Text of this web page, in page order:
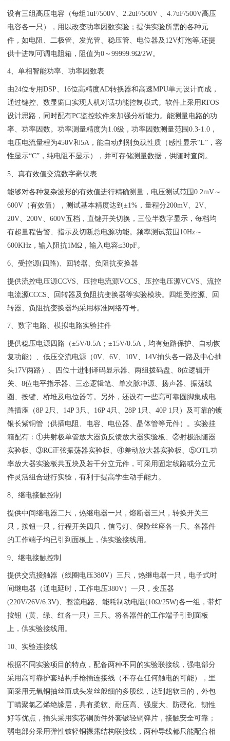
设有三组高压电容（每组1uF/500V、2.2uF/500V 、4.7uF/500V高压
电容各一只），用以改变功率因数实验；提供实验所需的各种元
件，如电阻、二极管、发光管、稳压管、电位器及12V灯泡等,还提
供十进制可调电阻箱，阻值为0～99999.9Ω/2W。
4、单相智能功率、功率因数表
由24位专用DSP、16位高精度AD转换器和高速MPU单元设计而成，
通过键控、数显窗口实现人机对话功能控制模式。软件上采用RTOS
设计思路，同时配有PC监控软件来加强分析能力。能测量电路的功
率、功率因数。功率测量精度为1.0级，功率因数测量范围0.3-1.0，
电压电流量程为450V和5A，能自动判别负载性质（感性显示“L”，容
性显示“C”，纯电阻不显示），并可存储测量数据，供随时查阅。
5、真有效值交流数字毫伏表
能够对各种复杂波形的有效值进行精确测量，电压测试范围0.2mV～
600V（有效值），测试基本精度达到±1%，量程分200mV、2V、
20V、200V、600V五档，直键开关切换，三位半数字显示，每档均
有超量程告警、指示及切断总电源功能。频率测试范围10Hz～
600KHz，输入阻抗1MΩ，输入电容≤30pF。
6、受控源(四路)、回转器、负阻抗变换器
提供流控电压源CCVS、压控电流源VCCS、压控电压源VCVS、流控
电流源CCCS、回转器及负阻抗变换器等实验模块。四组受控源、回
转器、负阻抗变换器均采用标准网络符号。
7、数字电路、模拟电路实验挂件
提供稳压电源四路（±5V/0.5A；±15V/0.5A，均有短路保护、自动恢
复功能）、低压交流电源（0V、6V、10V、14V抽头各一路及中心抽
头17V两路）、四位十进制译码显示器、两组拨码盘、8位逻辑开
关、8位电平指示器、三态逻辑笔、单次脉冲源、扬声器、振荡线
圈、按键、桥堆及电位器等。另外，还设有一些高可靠圆脚集成电
路插座（8P 2只、14P 3只、16P 4只、28P 1只、40P 1只）及可靠的镀
银长紫铜管（供插电阻、电容、电位器、晶体管等元件）。实验挂
箱配有：①共射极单管放大器负反馈放大器实验板、②射极跟随器
实验板、③RC正弦振荡器实验板、④差动放大器实验板、⑤OTL功
率放大器实验板共五块及若干分立元件，可采用固定线路或分立元
件灵活组合进行实验，有利于提高学生动手能力。
8、继电接触控制
提供中间继电器二只，热继电器一只，熔断器三只，转换开关三
只，按钮一只，行程开关四只，信号灯、保险丝座各一只。各器件
的工作端子均已引到面板上，供实验接线用。
9、继电接触控制
提供交流接触器（线圈电压380V）三只，热继电器一只，电子式时
间继电器（通电延时，工作电压380V）一只，变压器
(220V/26V/6.3V)、整流电路、能耗制动电阻(10Ω/25W)各一组，带灯
按钮（黄、绿、红各一只）三只。将各器件的工作端子引到面板
上，供实验接线用。
10、实验连接线
根据不同实验项目的特点，配备两种不同的实验联接线，强电部分
采用高可靠护套结构手枪插连接线（不存在任何触电的可能），里
面采用无氧铜抽丝而成头发丝般细的多股线，达到超软目的，外包
丁晴聚氯乙烯绝缘层，具有柔软、耐压高、强度大、防硬化、韧性
好等优点，插头采用实芯铜质件外套铍轻铜弹片，接触安全可靠；
弱电部分采用弹性铍轻铜裸露结构联接线，两种导线都只能配合相